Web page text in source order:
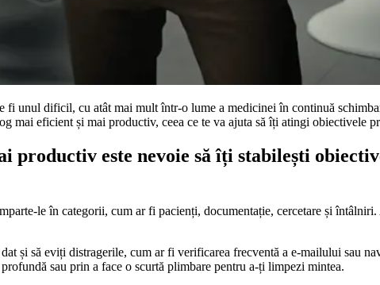
unul dificil, cu atât mai mult într-o lume a medicinei în continuă
mai eficient și mai productiv, ceea ce te va ajuta să îți atingi obiectivele
productiv este nevoie să îți stabilești
le în categorii, cum ar fi pacienți, documentație, cercetare și
și să eviți distragerile, cum ar fi verificarea frecventă a e-mailului sau
sau prin a face o scurtă plimbare pentru a-ți limpezi mintea.